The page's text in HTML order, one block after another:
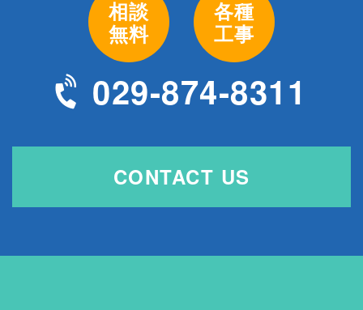
相談
無料
各種
工事
029-874-8311
CONTACT US